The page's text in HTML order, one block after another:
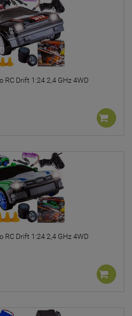
RC Drift 1:24 2,4 GHz 4WD
RC Drift 1:24 2,4 GHz 4WD